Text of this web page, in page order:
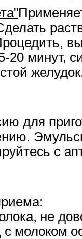
20 минут,
для
с
не
молоком